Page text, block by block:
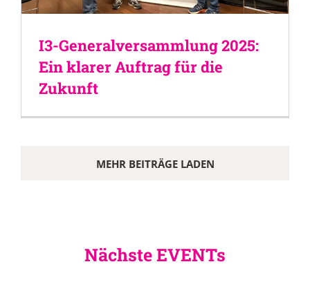
I3-Generalversammlung 2025:
Ein klarer Auftrag für die
Zukunft
MEHR BEITRÄGE LADEN
Nächste EVENTs